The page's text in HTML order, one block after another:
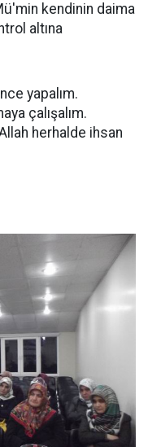
kendinin daima
altına
yapalım.
çalışalım.
herhalde ihsan